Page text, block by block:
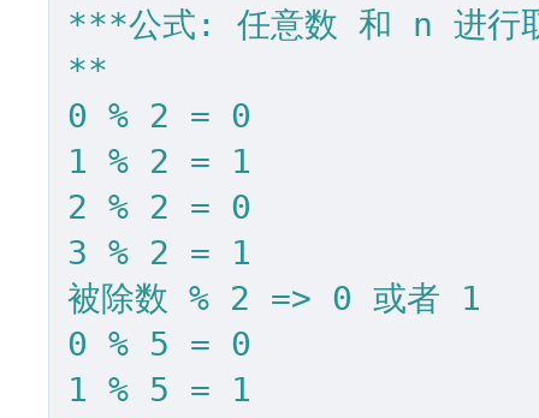
***公式: 任意数 和 n 进
**
0 % 2 = 0
1 % 2 = 1
2 % 2 = 0
3 % 2 = 1
被除数 % 2 => 0 或者 1
0 % 5 = 0
1 % 5 = 1